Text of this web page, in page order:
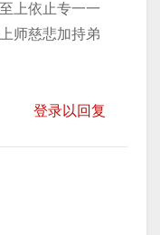
上依止专一一
师慈悲加持弟
登录以回复